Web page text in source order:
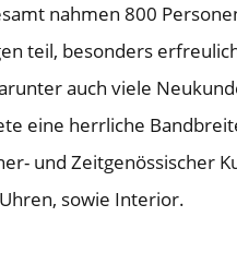
nahmen 800
teil, besonders
auch viele
eine herrliche
und Zeitgenössischer
sowie Interior.